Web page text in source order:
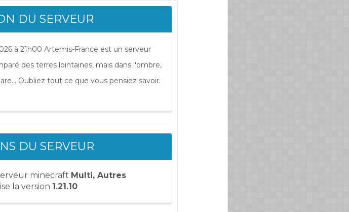
DU SERVEUR
à 21h00 Artemis-France est un serveur
des terres lointaines, mais dans l'ombre,
Oubliez tout ce que vous pensiez savoir.
DU SERVEUR
minecraft Multi, Autres
la version 1.21.10